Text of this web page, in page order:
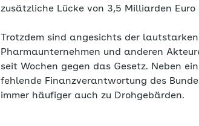
zusätzliche Lücke von 3,5 Milliarden Euro
Trotzdem sind angesichts der
Pharmaunternehmen und anderen
seit Wochen gegen das Gesetz. Neben
fehlende Finanzverantwortung des
immer häufiger auch zu Drohgebärden.